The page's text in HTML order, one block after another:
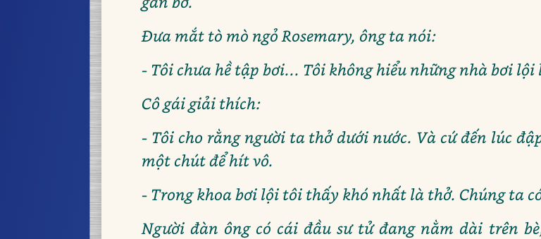
Đưa mắt tò mò ngỏ Rosemary, ông ta nói:
- Tôi chưa hề tập bơi... Tôi không hiểu những nhà bơi lội
Cô gái giải thích:
- Tôi cho rằng người ta thở dưới nước. Và cứ đến lúc
một chút để hít vô.
- Trong khoa bơi lội tôi thấy khó nhất là thở. Chúng ta
Người đàn ông có cái đầu sư tử đang nằm dài trên